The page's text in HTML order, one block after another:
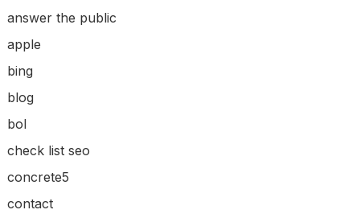
answer the public
apple
bing
blog
bol
check list seo
concrete5
contact